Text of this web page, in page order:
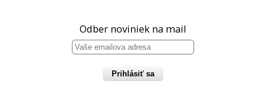
Odber noviniek na mail
Prihlásiť sa